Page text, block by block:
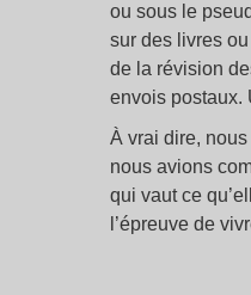
ou sous le
sur des livres
de la révision
envois postaux.
À vrai dire,
nous avions
qui vaut ce
l’épreuve de